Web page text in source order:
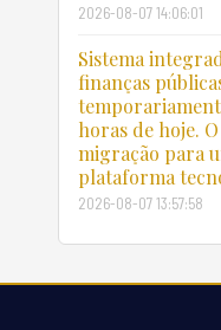
2026-08-07 14:06:01
Sistema
finanças
horas de hoje.
migração para
plataforma
2026-08-07 13:57:58